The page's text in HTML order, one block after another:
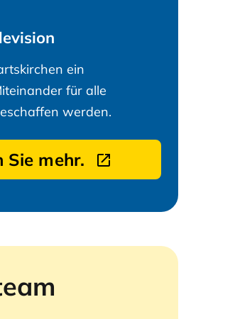
ein
für alle
werden.
Sie mehr.